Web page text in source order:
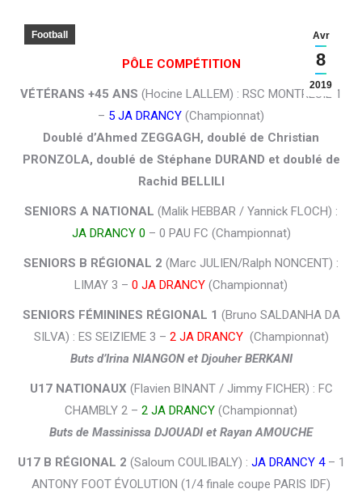
Avr
8
2019
Football
PÔLE COMPÉTITION
VÉTÉRANS +45 ANS (Hocine LALLEM) : RSC MONTREUIL 1
– 5 JA DRANCY (Championnat)
Doublé d’Ahmed ZEGGAGH, doublé de Christian
PRONZOLA, doublé de Stéphane DURAND et doublé de
Rachid BELLILI
SENIORS A NATIONAL (Malik HEBBAR / Yannick FLOCH) :
JA DRANCY 0 – 0 PAU FC (Championnat)
SENIORS B RÉGIONAL 2 (Marc JULIEN/Ralph NONCENT) :
LIMAY 3 – 0 JA DRANCY (Championnat)
SENIORS FÉMININES RÉGIONAL 1 (Bruno SALDANHA DA
SILVA) : ES SEIZIEME 3 – 2 JA DRANCY(Championnat)
Buts d’Irina NIANGON et Djouher BERKANI
U17 NATIONAUX (Flavien BINANT / Jimmy FICHER) : FC
CHAMBLY 2 – 2 JA DRANCY (Championnat)
Buts de Massinissa DJOUADI et Rayan AMOUCHE
U17 B RÉGIONAL 2 (Saloum COULIBALY) : JA DRANCY 4– 1
ANTONY FOOT ÉVOLUTION (1/4 finale coupe PARIS IDF)